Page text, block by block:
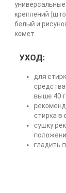
креплений
белый и
комет.
УХОД:
для
выше 40
стирка в
сушку
гладить